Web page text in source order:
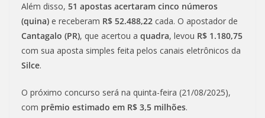
Além disso, 51 apostas acertaram cinco números
(quina) e receberam R$ 52.488,22 cada. O apostador de
Cantagalo (PR), que acertou a quadra, levou R$ 1.180,75
com sua aposta simples feita pelos canais eletrônicos da
Silce.
O próximo concurso será na quinta-feira (21/08/2025),
com prêmio estimado em R$ 3,5 milhões.